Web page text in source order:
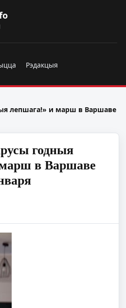
Рэдакцыя
лепшага!» и марш в Варшаве
годныя
в Варшаве